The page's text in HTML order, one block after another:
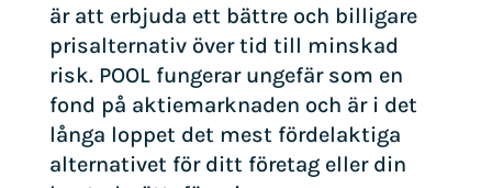
är att erbjuda ett bättre och billigare
prisalternativ över tid till minskad
risk. POOL fungerar ungefär som en
fond på aktiemarknaden och är i det
långa loppet det mest fördelaktiga
alternativet för ditt företag eller din